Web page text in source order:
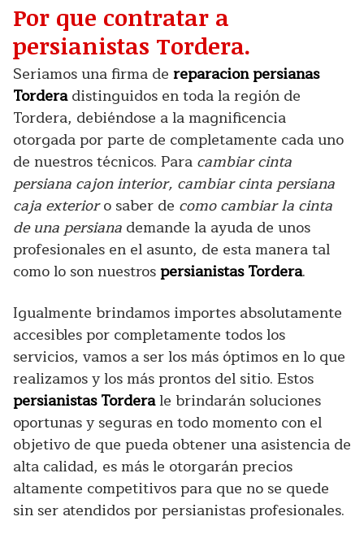
Por que contratar a
persianistas Tordera.
Seriamos una firma de reparacion persianas
Torderadistinguidos en toda la región de
Tordera, debiéndose a la magnificencia
otorgada por parte de completamente cada uno
de nuestros técnicos. Para cambiar cinta
persiana cajon interior, cambiar cinta persiana
caja exterioro saber de como cambiar la cinta
de una persiana demande la ayuda de unos
profesionales en el asunto, de esta manera tal
como lo son nuestrospersianistas Tordera.
Igualmente brindamos importes absolutamente
accesibles por completamente todos los
servicios, vamos a ser los más óptimos en lo que
realizamos y los más prontos del sitio. Estos
persianistas Torderale brindarán soluciones
oportunas y seguras en todo momento con el
objetivo de que pueda obtener una asistencia de
alta calidad, es más le otorgarán precios
altamente competitivos para que no se quede
sin ser atendidos por persianistas profesionales.